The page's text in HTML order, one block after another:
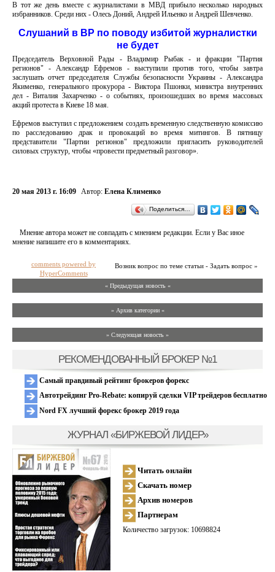
В тот же день вместе с журналистами в МВД прибыло несколько народных
избранников. Среди них - Олесь Доний, Андрей Ильенко и Андрей Шевченко.
Слушаний в ВР по поводу избитой журналистки
не будет
Председатель Верховной Рады - Владимир Рыбак - и фракции "Партия
регионов" - Александр Ефремов - выступили против того, чтобы завтра
заслушать отчет председателя Службы безопасности Украины - Александра
Якименко, генерального прокурора - Виктора Пшонки, министра внутренних
дел - Виталия Захарченко - о событиях, произошедших во время массовых
акций протеста в Киеве 18 мая.
Ефремов выступил с предложением создать временную следственную комиссию
по расследованию драк и провокаций во время митингов. В пятницу
представители "Партии регионов" предложили пригласить руководителей
силовых структур, чтобы «провести предметный разговор».
20 мая 2013 г. 16:09 Автор: Елена Клименко
Поделиться…
Мнение автора может не совпадать с мнением редакции. Если у Вас иное
мнение напишите его в комментариях.
Возник вопрос по теме статьи - Задать вопрос »
comments powered by
HyperComments
« Предыдущая новость «
» Архив категории «
» Следующая новость »
РЕКОМЕНДОВАННЫЙ БРОКЕР №1
Самый правдивый рейтинг брокеров форекс
Автотрейдинг Pro-Rebate: копируй сделки VIP трейдеров бесплатно
Nord FX лучший форекс брокер 2019 года
ЖУРНАЛ «БИРЖЕВОЙ ЛИДЕР»
Читать онлайн
Скачать номер
Архив номеров
Партнерам
Количество загрузок: 10698824